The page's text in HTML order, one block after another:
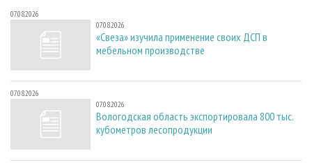
07.08.2026
07.08.2026
«Свеза» изучила применение своих ДСП в
мебельном производстве
07.08.2026
07.08.2026
Вологодская область экспортировала 800 тыс.
кубометров лесопродукции